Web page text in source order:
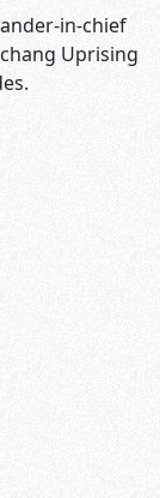
in-chief
Uprising